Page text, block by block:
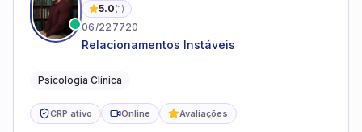
5.0(1)
06/227720
Relacionamentos Instáveis
Psicologia Clínica
CRP ativo Online Avaliações